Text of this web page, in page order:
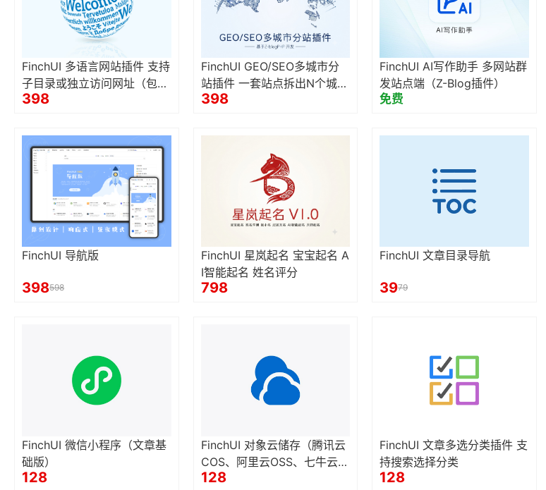
FinchUI 多语言网站插件 支持
子目录或独立访问网址（包含
二级域名） 出海必备
398
FinchUI GEO/SEO多城市分
站插件 一套站点拆出N个城市
分站 本地长尾词流量
398
FinchUI AI写作助手 多网站群
发站点端（Z-Blog插件）
免费
FinchUI 导航版
398598
FinchUI 星岚起名 宝宝起名 A
I智能起名 姓名评分
798
FinchUI 文章目录导航
3979
FinchUI 微信小程序（文章基
础版）
128
FinchUI 对象云储存（腾讯云
COS、阿里云OSS、七牛云K
odo、华为云OBS、AWS S
128
FinchUI 文章多选分类插件 支
持搜索选择分类
128